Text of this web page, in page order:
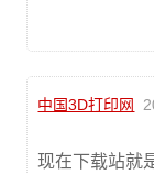
中国3D打印网
现在下载站就